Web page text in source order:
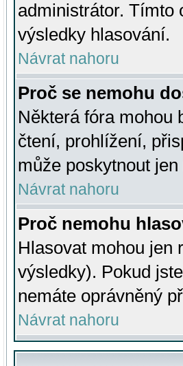
administrátor. Tímto
výsledky hlasování.
Návrat nahoru
Proč se nemohu
Některá fóra mohou
čtení, prohlížení,
může poskytnout
Návrat nahoru
Proč nemohu
Hlasovat mohou jen
výsledky). Pokud
nemáte oprávněný
Návrat nahoru